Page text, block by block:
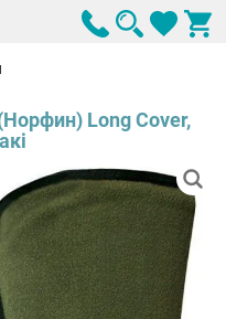
Long Cover,